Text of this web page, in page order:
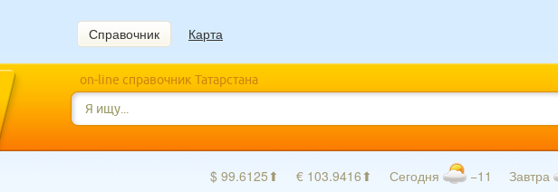
Справочник Карта
on-line справочник Татарстана
$ 99.6125⬆ € 103.9416⬆ Сегодня −11 Завтра